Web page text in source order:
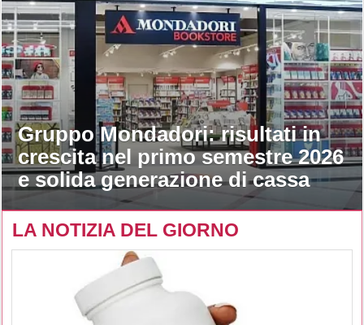
Gruppo Mondadori: risultati in
crescita nel primo semestre 2026
e solida generazione di cassa
LA NOTIZIA DEL GIORNO